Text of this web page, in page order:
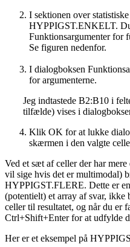
I sektionen over
HYPPIGST.ENKELT.
Funktionsargumenter
Se figuren nedenfor.
I dialogboksen
for argumenterne.
Jeg indtastede B2:B10 i
tilfælde) vises i
Klik OK for at lukke
skærmen i den valgte
Ved et sæt af celler der har
vil sige hvis det er multimodal)
HYPPIGST.FLERE. Dette er
(potentielt) et array af svar,
celler til resultatet, og når du er
Ctrl+Shift+Enter for at udfylde
Her er et eksempel på